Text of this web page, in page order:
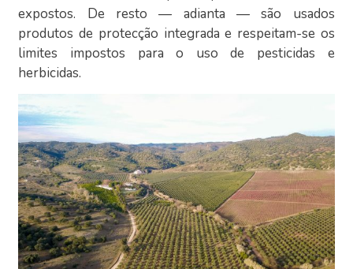
expostos. De resto — adianta — são usados
produtos de protecção integrada e respeitam-se os
limites impostos para o uso de pesticidas e
herbicidas.